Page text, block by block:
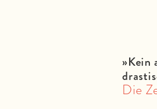
»Kein
Die